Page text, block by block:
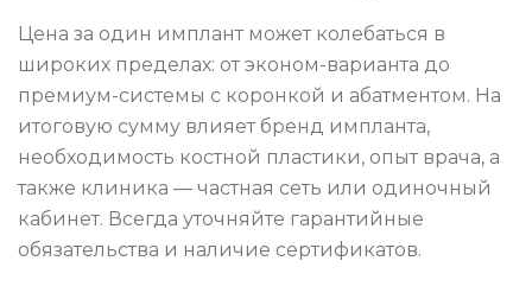
Цена за один имплант может колебаться в
широких пределах: от эконом-варианта до
премиум-системы с коронкой и абатментом. На
итоговую сумму влияет бренд импланта,
необходимость костной пластики, опыт врача, а
также клиника — частная сеть или одиночный
кабинет. Всегда уточняйте гарантийные
обязательства и наличие сертификатов.